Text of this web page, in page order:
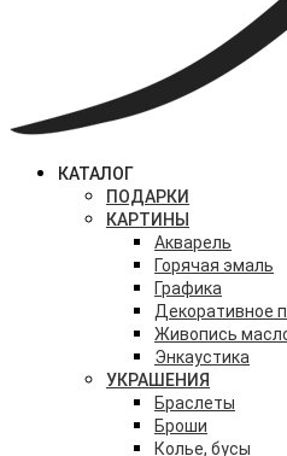
КАТАЛОГ
ПОДАРКИ
КАРТИНЫ
Акварель
Горячая эмаль
Графика
Декоративное
Живопись
Энкаустика
УКРАШЕНИЯ
Браслеты
Броши
Колье, бусы